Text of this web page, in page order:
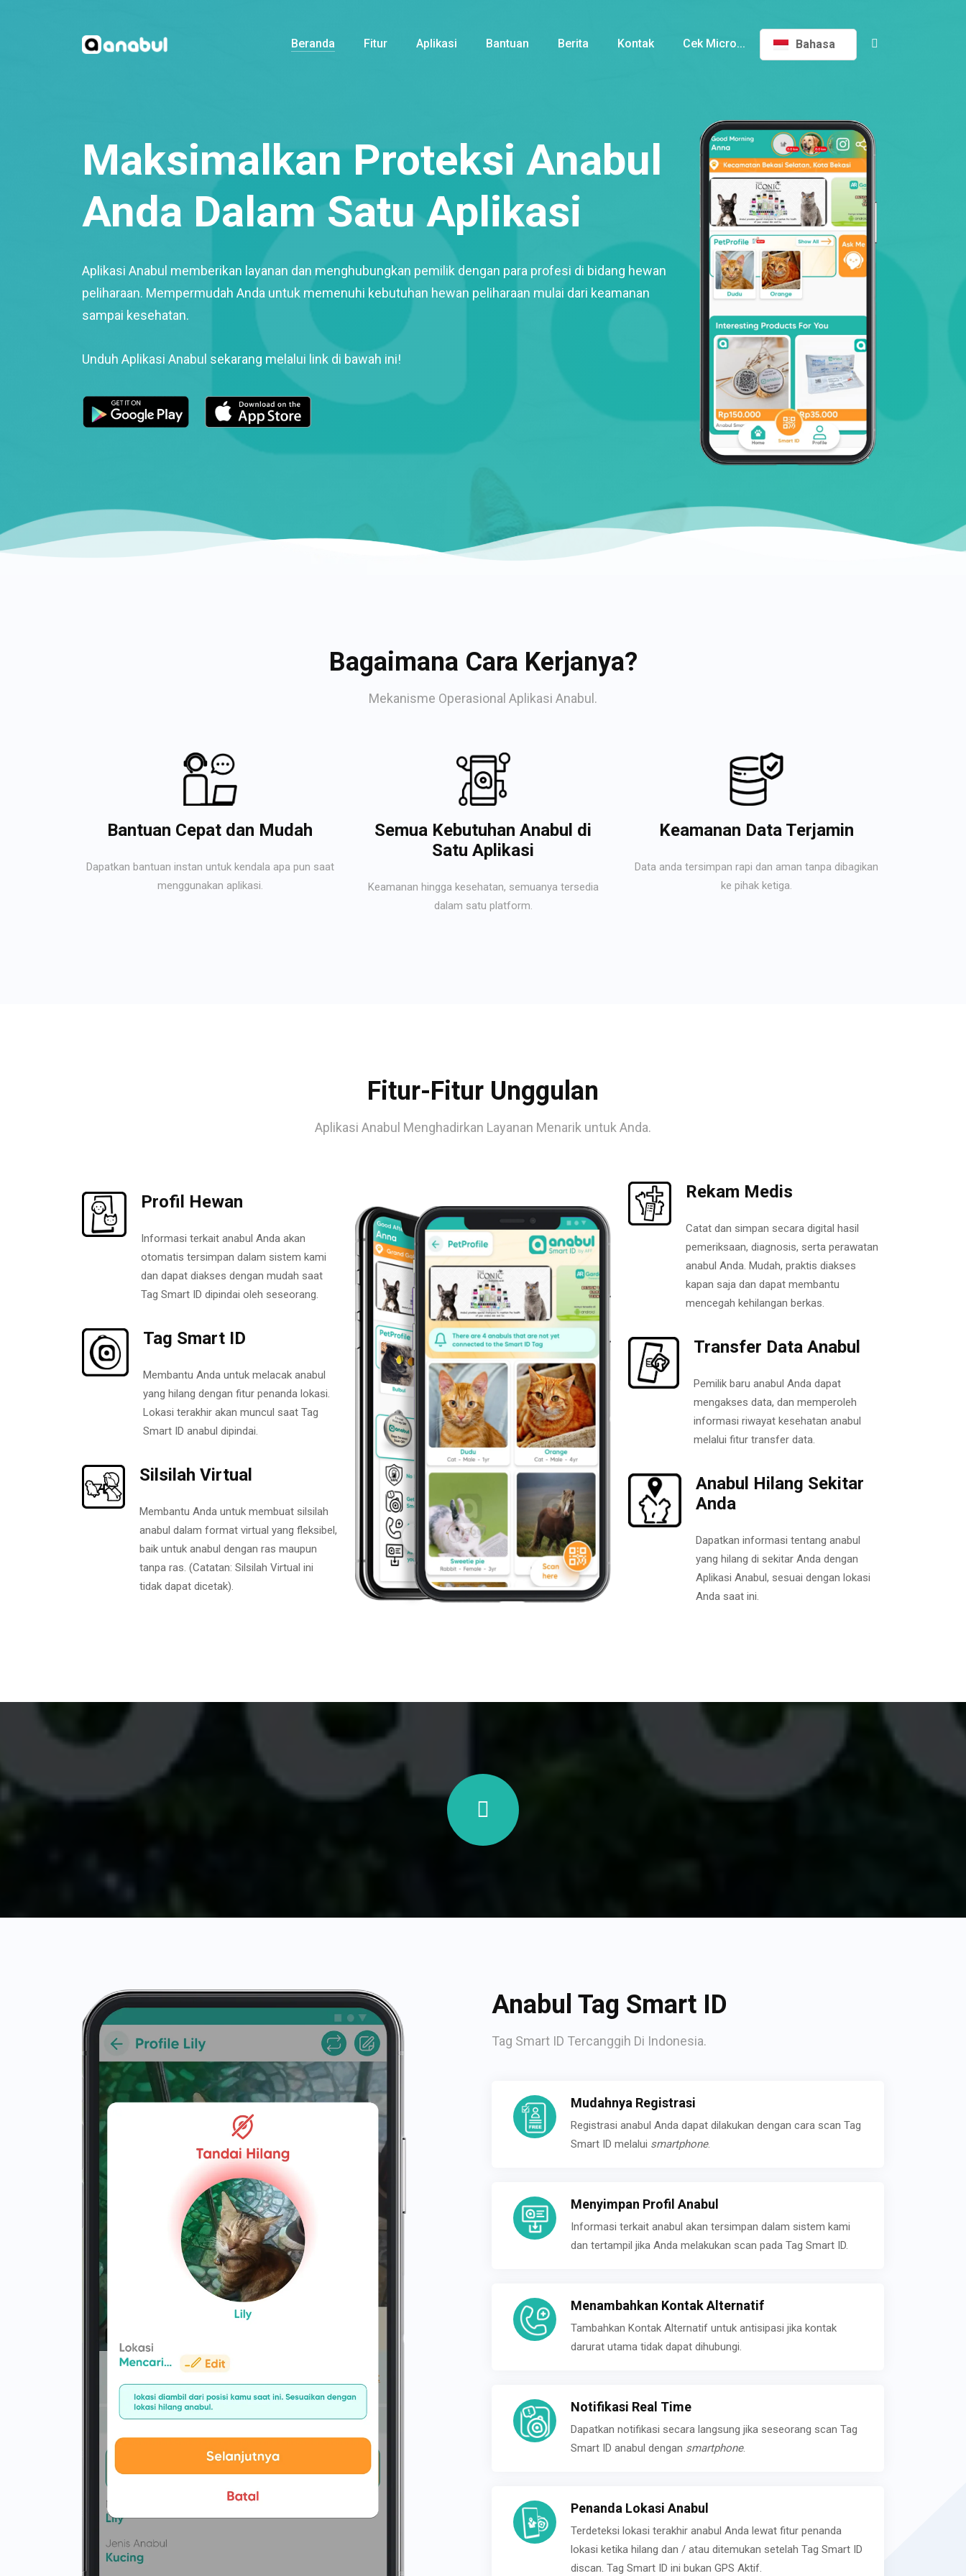
Beranda Fitur Aplikasi Bantuan Berita Kontak Cek Micro... Bahasa
Maksimalkan Proteksi Anabul
Anda Dalam Satu Aplikasi
Aplikasi Anabul memberikan layanan dan menghubungkan pemilik dengan para profesi di bidang hewan
peliharaan. Mempermudah Anda untuk memenuhi kebutuhan hewan peliharaan mulai dari keamanan
sampai kesehatan.
Unduh Aplikasi Anabul sekarang melalui link di bawah ini!
Bagaimana Cara Kerjanya?
Mekanisme Operasional Aplikasi Anabul.
Bantuan Cepat dan Mudah
Dapatkan bantuan instan untuk kendala apa pun saat
menggunakan aplikasi.
Semua Kebutuhan Anabul di
Satu Aplikasi
Keamanan hingga kesehatan, semuanya tersedia
dalam satu platform.
Keamanan Data Terjamin
Data anda tersimpan rapi dan aman tanpa dibagikan
ke pihak ketiga.
Fitur-Fitur Unggulan
Aplikasi Anabul Menghadirkan Layanan Menarik untuk Anda.
Profil Hewan
Informasi terkait anabul Anda akan
otomatis tersimpan dalam sistem kami
dan dapat diakses dengan mudah saat
Tag Smart ID dipindai oleh seseorang.
Tag Smart ID
Membantu Anda untuk melacak anabul
yang hilang dengan fitur penanda lokasi.
Lokasi terakhir akan muncul saat Tag
Smart ID anabul dipindai.
Silsilah Virtual
Membantu Anda untuk membuat silsilah
anabul dalam format virtual yang fleksibel,
baik untuk anabul dengan ras maupun
tanpa ras. (Catatan: Silsilah Virtual ini
tidak dapat dicetak).
Rekam Medis
Catat dan simpan secara digital hasil
pemeriksaan, diagnosis, serta perawatan
anabul Anda. Mudah, praktis diakses
kapan saja dan dapat membantu
mencegah kehilangan berkas.
Transfer Data Anabul
Pemilik baru anabul Anda dapat
mengakses data, dan memperoleh
informasi riwayat kesehatan anabul
melalui fitur transfer data.
Anabul Hilang Sekitar
Anda
Dapatkan informasi tentang anabul
yang hilang di sekitar Anda dengan
Aplikasi Anabul, sesuai dengan lokasi
Anda saat ini.
Anabul Tag Smart ID
Tag Smart ID Tercanggih Di Indonesia.
Mudahnya Registrasi
Registrasi anabul Anda dapat dilakukan dengan cara scan Tag
Smart ID melalui smartphone.
Menyimpan Profil Anabul
Informasi terkait anabul akan tersimpan dalam sistem kami
dan tertampil jika Anda melakukan scan pada Tag Smart ID.
Menambahkan Kontak Alternatif
Tambahkan Kontak Alternatif untuk antisipasi jika kontak
darurat utama tidak dapat dihubungi.
Notifikasi Real Time
Dapatkan notifikasi secara langsung jika seseorang scan Tag
Smart ID anabul dengan smartphone.
Penanda Lokasi Anabul
Terdeteksi lokasi terakhir anabul Anda lewat fitur penanda
lokasi ketika hilang dan / atau ditemukan setelah Tag Smart ID
discan. Tag Smart ID ini bukan GPS Aktif.